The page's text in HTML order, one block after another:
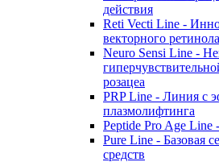
действия
Reti Vecti Line -
векторного
Neuro Sensi Line -
розацеа
PRP Line - Линия с
плазмолифтинга
Peptide Pro Age
Pure Line - Базовая
средств